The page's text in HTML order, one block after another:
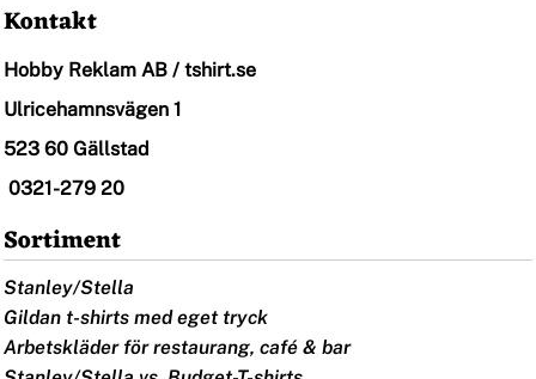
Kontakt
Hobby Reklam AB / tshirt.se
Ulricehamnsvägen 1
523 60 Gällstad
0321-279 20
Sortiment
Stanley/Stella
Gildan t-shirts med eget tryck
Arbetskläder för restaurang, café & bar